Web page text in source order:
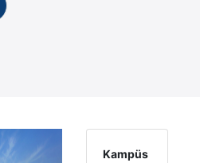
Kampüs